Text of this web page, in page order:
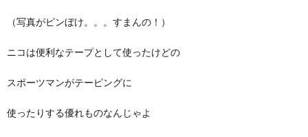
（写真がピンぼけ。。。すまんの！）
ニコは便利なテープとして使ったけどの
スポーツマンがテーピングに
使ったりする優れものなんじゃよ